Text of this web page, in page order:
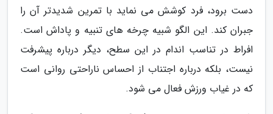
دست برود، فرد کوشش می نماید با تمرین شدیدتر آن را
جبران کند. این الگو شبیه چرخه های تنبیه و پاداش است.
افراط در تناسب اندام در این سطح، دیگر درباره پیشرفت
نیست، بلکه درباره اجتناب از احساس ناراحتی روانی است
که در غیاب ورزش فعال می شود.